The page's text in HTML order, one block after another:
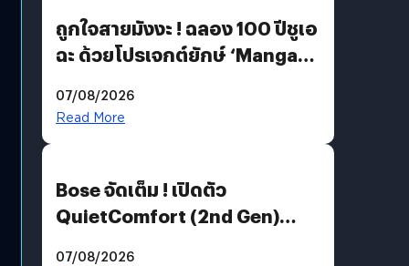
ถูกใจสายมังงะ ! ฉลอง 100 ปีชูเอ
ฉะ ด้วยโปรเจกต์ยักษ์ ‘Manga
มีภาษาไทยด้วย
07/08/2026
Read More
Bose จัดเต็ม ! เปิดตัว
QuietComfort (2nd Gen)
07/08/2026